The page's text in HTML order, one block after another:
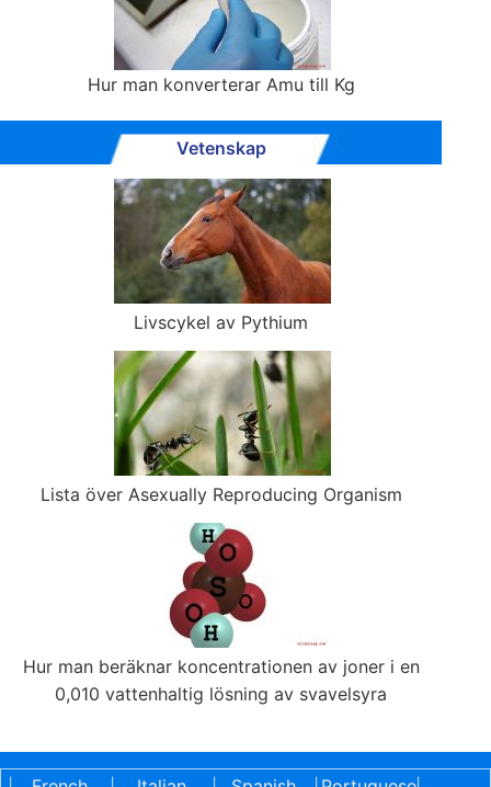
Hur man konverterar Amu till Kg
Vetenskap
Livscykel av Pythium
Lista över Asexually Reproducing Organism
Hur man beräknar koncentrationen av joner i en
0,010 vattenhaltig lösning av svavelsyra